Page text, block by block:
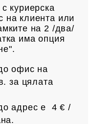
куриерска
на клиента или
на 2 /два/
има опция
офис на
за цялата
адрес е 4 € /